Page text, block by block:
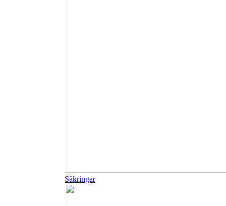
Säkringar